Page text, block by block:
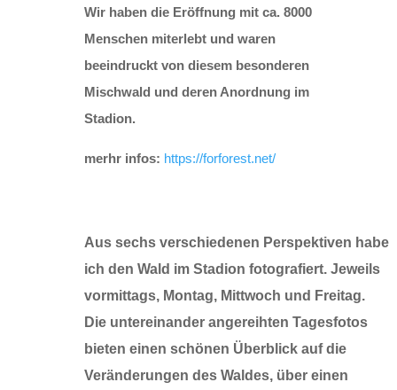
Wir haben die Eröffnung mit ca. 8000
Menschen miterlebt und waren
beeindruckt von diesem besonderen
Mischwald und deren Anordnung im
Stadion.
merhr infos: https://forforest.net/
Aus sechs verschiedenen Perspektiven habe
ich den Wald im Stadion fotografiert. Jeweils
vormittags, Montag, Mittwoch und Freitag.
Die untereinander angereihten Tagesfotos
bieten einen schönen Überblick auf die
Veränderungen des Waldes, über einen